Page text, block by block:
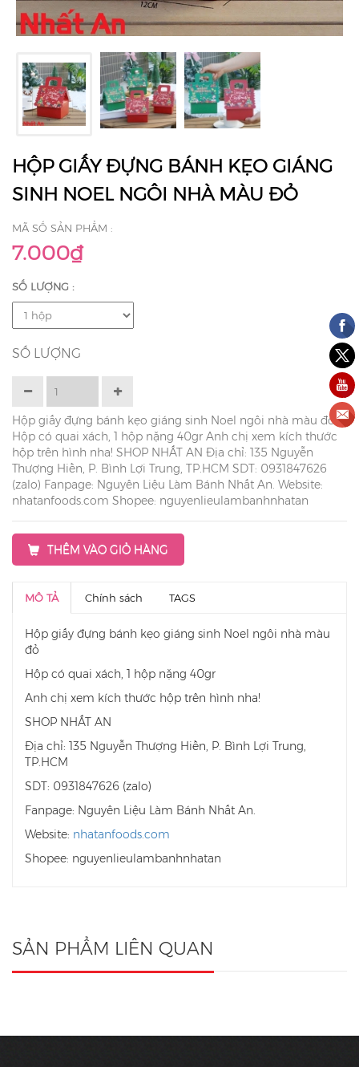
HỘP GIẤY ĐỰNG BÁNH KẸO GIÁNG
SINH NOEL NGÔI NHÀ MÀU ĐỎ
MÃ SỐ SẢN PHẨM :
7.000₫
SỐ LƯỢNG :
SỐ LƯỢNG
Hộp giấy đựng bánh kẹo giáng sinh Noel ngôi nhà màu đỏ
Hộp có quai xách, 1 hộp nặng 40gr Anh chị xem kích thước
hộp trên hình nha! SHOP NHẤT AN Địa chỉ: 135 Nguyễn
Thượng Hiền, P. Bình Lợi Trung, TP.HCM SDT: 0931847626
(zalo) Fanpage: Nguyên Liệu Làm Bánh Nhất An. Website:
nhatanfoods.com Shopee: nguyenlieulambanhnhatan
THÊM VÀO GIỎ HÀNG
MÔ TẢ Chính sách TAGS
Hộp giấy đựng bánh kẹo giáng sinh Noel ngôi nhà màu
đỏ
Hộp có quai xách, 1 hộp nặng 40gr
Anh chị xem kích thước hộp trên hình nha!
SHOP NHẤT AN
Địa chỉ: 135 Nguyễn Thượng Hiền, P. Bình Lợi Trung,
TP.HCM
SDT: 0931847626 (zalo)
Fanpage: Nguyên Liệu Làm Bánh Nhất An.
Website: nhatanfoods.com
Shopee: nguyenlieulambanhnhatan
SẢN PHẨM LIÊN QUAN